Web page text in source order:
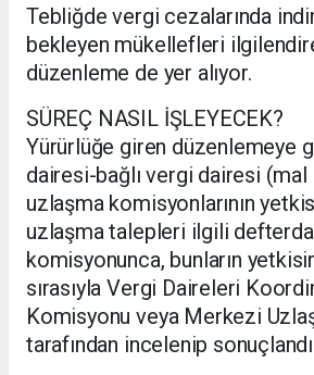
Tebliğde vergi cezalarında
bekleyen mükellefleri
düzenleme de yer alıyor.
SÜREÇ NASIL İŞLEYECEK?
Yürürlüğe giren düzenlemeye
dairesi-bağlı vergi dairesi (mal
uzlaşma komisyonlarının
uzlaşma talepleri ilgili
komisyonunca, bunların
sırasıyla Vergi Daireleri
Komisyonu veya Merkezi
tarafından incelenip